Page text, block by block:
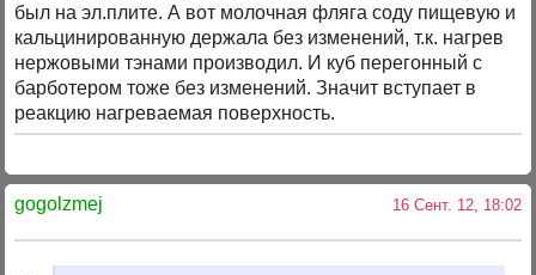
был на эл.плите. А вот молочная фляга соду пищевую и
кальцинированную держала без изменений, т.к. нагрев
нержовыми тэнами производил. И куб перегонный с
барботером тоже без изменений. Значит вступает в
реакцию нагреваемая поверхность.
gogolzmej 16 Сент. 12, 18:02